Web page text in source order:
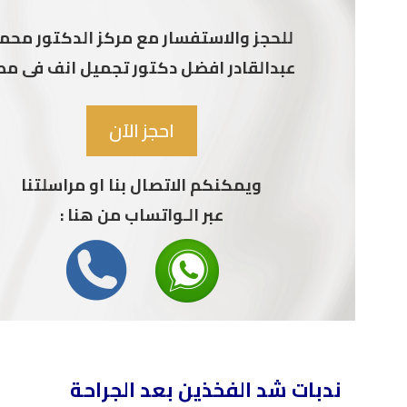
للحجز والاستفسار مع مركز الدكتور
عبدالقادر افضل دكتور تجميل انف فى
احجز الآن
ويمكنكم الاتصال بنا او مراسلتنا
عبر الـواتساب من هنا :
ندبات شد الفخذين بعد الجراحة